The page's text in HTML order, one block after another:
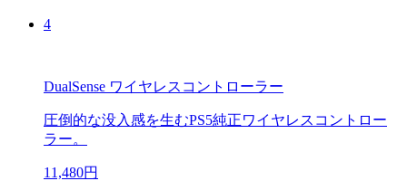
4
DualSense ワイヤレスコントローラー
圧倒的な没入感を生むPS5純正ワイヤレスコントロー
ラー。
11,480円